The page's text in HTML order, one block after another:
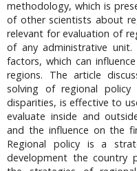
methodology, which is
of other scientists about
relevant for evaluation of
of any administrative
factors, which can
regions. The article
solving of regional
disparities, is effective to
evaluate inside and
and the influence on the
Regional policy is a
development the country